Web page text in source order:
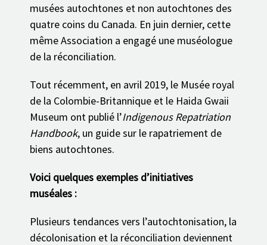
musées autochtones et non autochtones des
quatre coins du Canada. En juin dernier, cette
même Association a engagé une muséologue
de la réconciliation.
Tout récemment, en avril 2019, le Musée royal
de la Colombie-Britannique et le Haida Gwaii
Museum ont publié l’Indigenous Repatriation
Handbook, un guide sur le rapatriement de
biens autochtones.
Voici quelques exemples d’initiatives
muséales :
Plusieurs tendances vers l’autochtonisation, la
décolonisation et la réconciliation deviennent